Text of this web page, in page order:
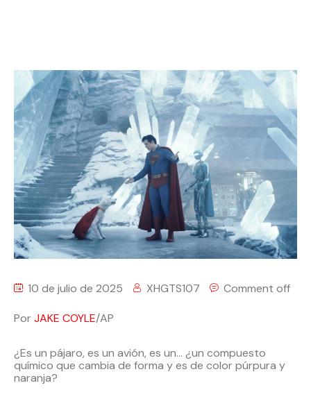
10 de julio de 2025 XHGTS107 Comment off
PorJAKE COYLE/AP
¿Es un pájaro, es un avión, es un… ¿un compuesto
químico que cambia de forma y es de color púrpura y
naranja?